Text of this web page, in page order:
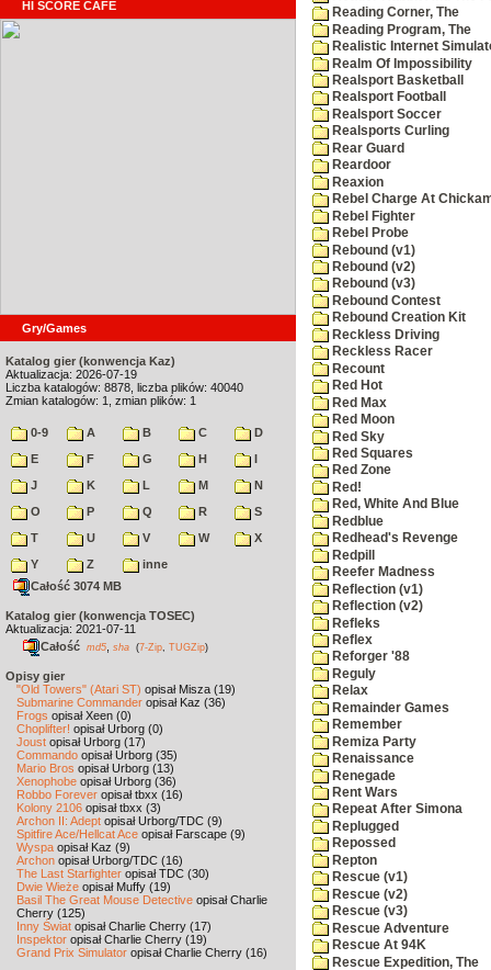
HI SCORE CAFÉ
Gry/Games
Katalog gier (konwencja Kaz)
Aktualizacja: 2026-07-19
Liczba katalogów: 8878, liczba plików: 40040
Zmian katalogów: 1, zmian plików: 1
0-9 A B C
D
E
F G H
I
J
K L M
N
O
P Q R
S
T
U V W
X
Y
Z
inne
Całość 3074 MB
Katalog gier (konwencja TOSEC)
Aktualizacja: 2021-07-11
Całość md5 sha (7-Zip TUGZip)
Opisy gier
"Old Towers" (Atari ST) opisał Misza (19)
Submarine Commander opisał Kaz (36)
Frogs opisał Xeen (0)
Choplifter! opisał Urborg (0)
Joust opisał Urborg (17)
Commando opisał Urborg (35)
Mario Bros opisał Urborg (13)
Xenophobe opisał Urborg (36)
Robbo Forever opisał tbxx (16)
Kolony 2106 opisał tbxx (3)
Archon II: Adept opisał Urborg/TDC (9)
Spitfire Ace/Hellcat Ace opisał Farscape (9)
Wyspa opisał Kaz (9)
Archon opisał Urborg/TDC (16)
The Last Starfighter opisał TDC (30)
Dwie Wieże opisał Muffy (19)
Basil The Great Mouse Detective opisał Charlie
Cherry (125)
Inny Świat opisał Charlie Cherry (17)
Inspektor opisał Charlie Cherry (19)
Grand Prix Simulator opisał Charlie Cherry (16)
Reading Corner, The
Reading Program, The
Realistic Internet
Realm Of Impossibility
Realsport Basketball
Realsport Football
Realsport Soccer
Realsports Curling
Rear Guard
Reardoor
Reaxion
Rebel Charge At
Rebel Fighter
Rebel Probe
Rebound (v1)
Rebound (v2)
Rebound (v3)
Rebound Contest
Rebound Creation Kit
Reckless Driving
Reckless Racer
Recount
Red Hot
Red Max
Red Moon
Red Sky
Red Squares
Red Zone
Red!
Red, White And Blue
Redblue
Redhead's Revenge
Redpill
Reefer Madness
Reflection (v1)
Reflection (v2)
Refleks
Reflex
Reforger '88
Reguly
Relax
Remainder Games
Remember
Remiza Party
Renaissance
Renegade
Rent Wars
Repeat After Simona
Replugged
Repossed
Repton
Rescue (v1)
Rescue (v2)
Rescue (v3)
Rescue Adventure
Rescue At 94K
Rescue Expedition, The